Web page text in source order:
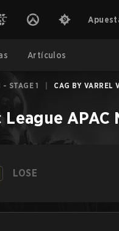
Artículos
- STAGE 1 CAG BY VARREL
APAC
LOSE